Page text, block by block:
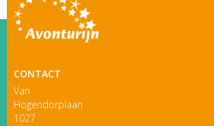
CONTACT
Van
Hogendorplaan
1027